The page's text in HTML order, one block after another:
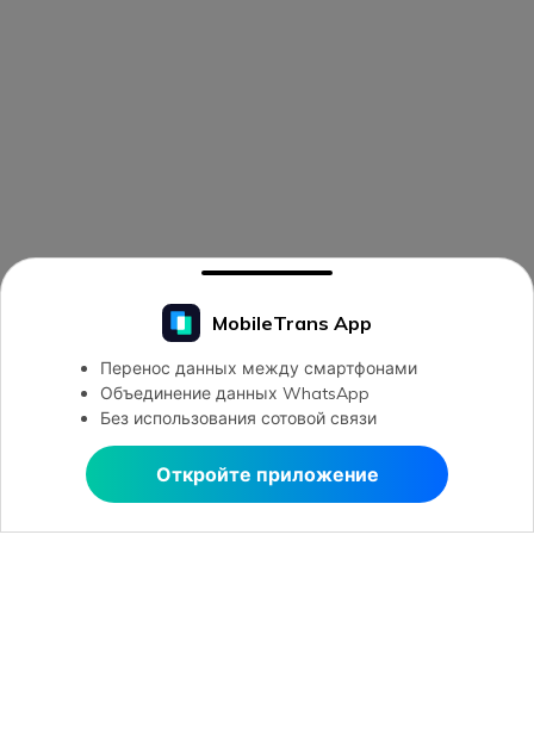
MobileTrans App
Перенос данных между смартфонами
Объединение данных WhatsApp
Без использования сотовой связи
Откройте приложение
Открыть в MobileTrans
Открыть в MobileTrans